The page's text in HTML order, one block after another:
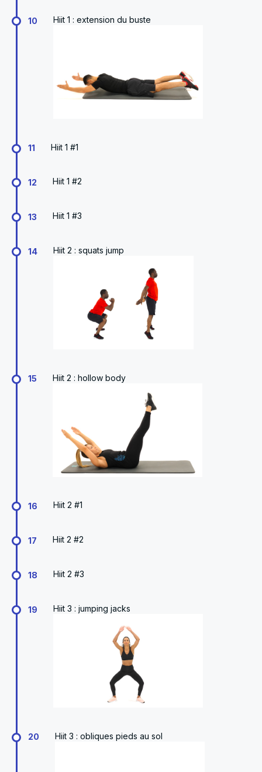
10 Hiit 1 : extension du buste
11 Hiit 1 #1
12 Hiit 1 #2
13 Hiit 1 #3
14 Hiit 2 : squats jump
15 Hiit 2 : hollow body
16 Hiit 2 #1
17 Hiit 2 #2
18 Hiit 2 #3
19 Hiit 3 : jumping jacks
20 Hiit 3 : obliques pieds au sol